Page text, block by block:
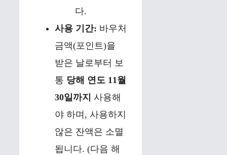
다.
사용 기간: 바우처
금액(포인트)을
받은 날로부터 보
통 당해 연도 11월
30일까지 사용해
야 하며, 사용하지
않은 잔액은 소멸
됩니다. (다음 해